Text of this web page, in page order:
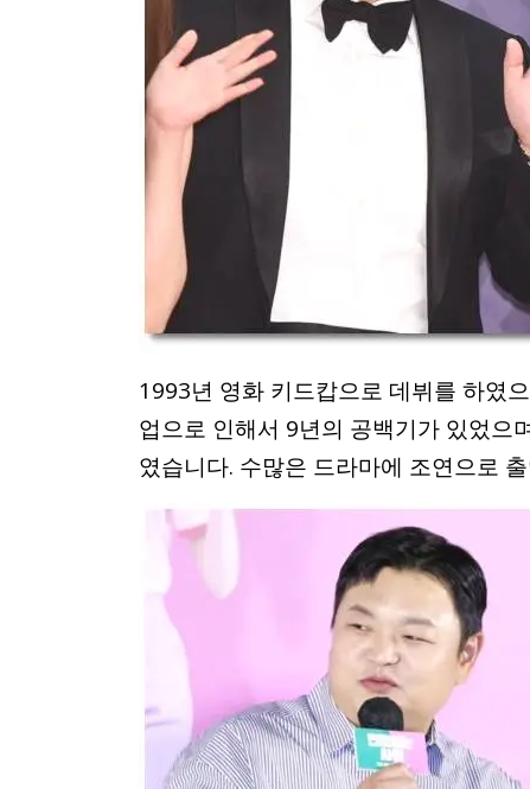
1993년 영화 키드캅으로 데뷔를 하였
업으로 인해서 9년의 공백기가 있었으
였습니다. 수많은 드라마에 조연으로